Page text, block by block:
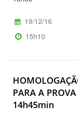
19/12/16
15h10
PARA A
14h45min